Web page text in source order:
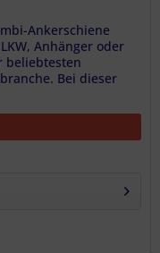
Ankerschiene
Anhänger oder
beliebtesten
Bei dieser